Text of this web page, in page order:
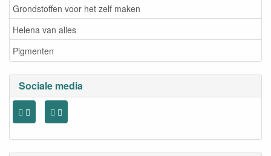
Grondstoffen voor het zelf maken
Helena van alles
Pigmenten
Sociale media